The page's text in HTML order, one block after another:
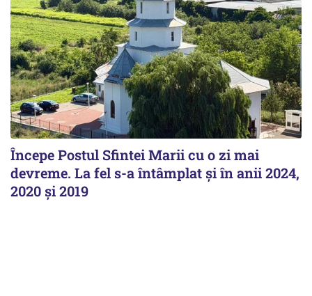
Începe Postul Sfintei Marii cu o zi mai
devreme. La fel s-a întâmplat și în anii 2024,
2020 și 2019